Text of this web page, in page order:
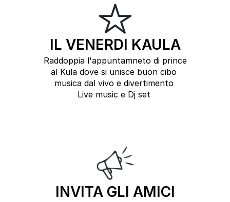
IL VENERDI KAULA
Raddoppia l'appuntamneto di prince
al Kula dove si unisce buon cibo
musica dal vivo e divertimento
Live music e Dj set
INVITA GLI AMICI